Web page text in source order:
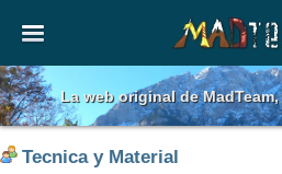
La web original de
Tecnica y Material